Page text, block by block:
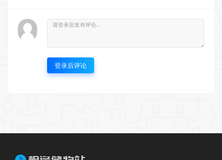
登录后评论